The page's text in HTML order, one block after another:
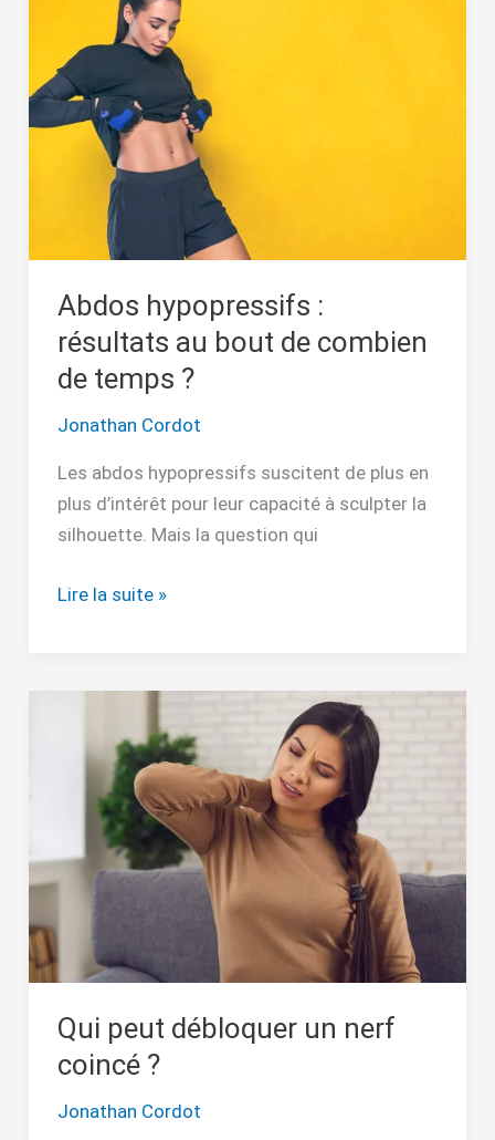
Abdos hypopressifs :
résultats au bout de combien
de temps ?
Jonathan Cordot
Les abdos hypopressifs suscitent de plus en
plus d’intérêt pour leur capacité à sculpter la
silhouette. Mais la question qui
hypopressifs
résultats
au
bout
combien
temps
?
Lire la suite »
Qui peut débloquer un nerf
coincé ?
Jonathan Cordot
débloquer
coincé